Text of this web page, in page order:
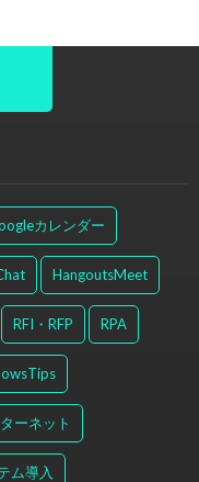
カレンダー
HangoutsMeet
RFI・RFP RPA
ーネット
ム導入